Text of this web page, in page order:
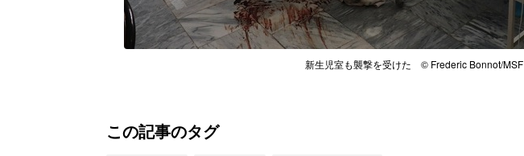
新生児室も襲撃を受けた © Frederic Bonnot/MSF
この記事のタグ